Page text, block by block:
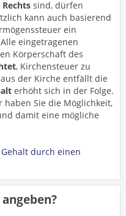
sind, dürfen
kann auch basierend
ein
eingetragenen
Körperschaft des
, Kirchensteuer zu
aus der Kirche entfällt die
erhöht sich in der Folge.
Sie die Möglichkeit,
damit eine mögliche
durch einen